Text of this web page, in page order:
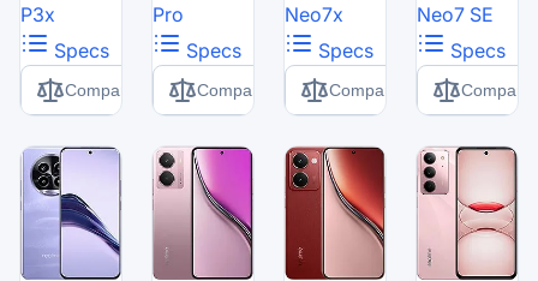
P3x
Specs
Comparer
Pro
Specs
Comparer
Neo7x
Specs
Comparer
Neo7 SE
Specs
Comparer